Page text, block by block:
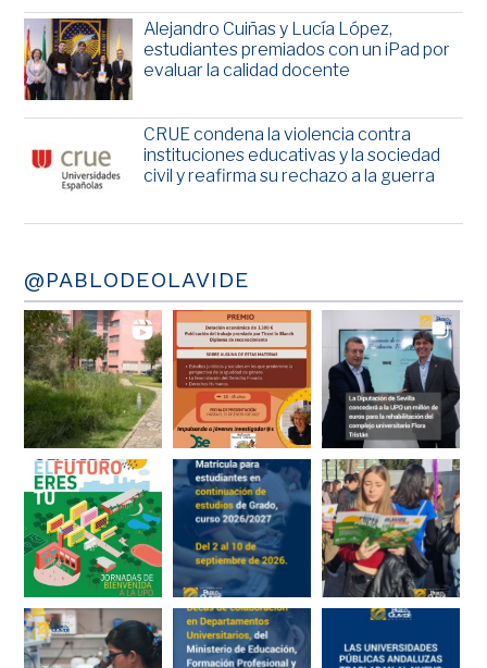
Alejandro Cuiñas y Lucía López,
estudiantes premiados con un iPad por
evaluar la calidad docente
CRUE condena la violencia contra
instituciones educativas y la sociedad
civil y reafirma su rechazo a la guerra
@PABLODEOLAVIDE